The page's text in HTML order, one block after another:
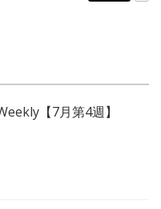
【7月第4週】